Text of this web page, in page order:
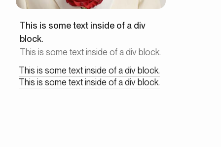
This is some text inside of a div
block.
This is some text inside of a div block.
This is some text inside of a div block.
This is some text inside of a div block.